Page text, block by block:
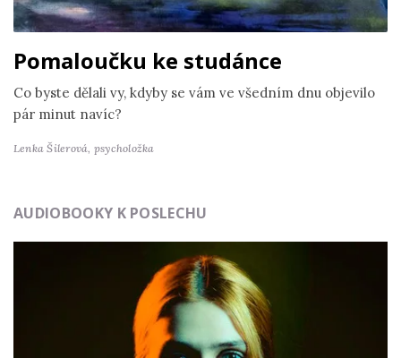
Pomaloučku ke studánce
Co byste dělali vy, kdyby se vám ve všedním dnu objevilo
pár minut navíc?
Lenka Šilerová, psycholožka
AUDIOBOOKY K POSLECHU